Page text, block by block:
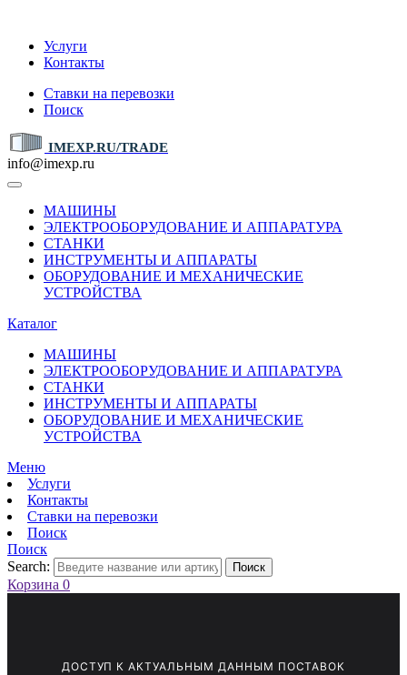
Услуги
Контакты
Ставки на перевозки
Поиск
IMEXP.RU/TRADE
info@imexp.ru
МАШИНЫ
ЭЛЕКТРООБОРУДОВАНИЕ И АППАРАТУРА
СТАНКИ
ИНСТРУМЕНТЫ И АППАРАТЫ
ОБОРУДОВАНИЕ И МЕХАНИЧЕСКИЕ
УСТРОЙСТВА
Каталог
МАШИНЫ
ЭЛЕКТРООБОРУДОВАНИЕ И АППАРАТУРА
СТАНКИ
ИНСТРУМЕНТЫ И АППАРАТЫ
ОБОРУДОВАНИЕ И МЕХАНИЧЕСКИЕ
УСТРОЙСТВА
Меню
Услуги
Контакты
Ставки на перевозки
Поиск
Поиск
Search:
Поиск
Корзина 0
ДОСТУП К АКТУАЛЬНЫМ ДАННЫМ ПОСТАВОК